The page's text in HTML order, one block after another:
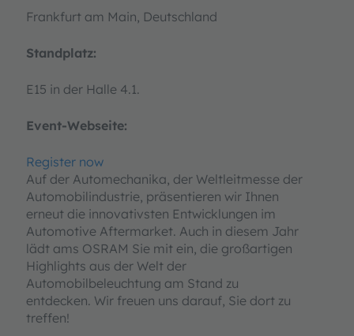
Frankfurt am Main, Deutschland
Standplatz:
E15 in der Halle 4.1.
Event-Webseite:
Register now
Auf der Automechanika, der Weltleitmesse der
Automobilindustrie, präsentieren wir Ihnen
erneut die innovativsten Entwicklungen im
Automotive Aftermarket. Auch in diesem Jahr
lädt ams OSRAM Sie mit ein, die großartigen
Highlights aus der Welt der
Automobilbeleuchtung am Stand zu
entdecken. Wir freuen uns darauf, Sie dort zu
treffen!